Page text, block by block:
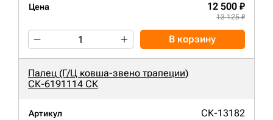
Цена 12 500 ₽
13 125 ₽
В корзину
Палец (Г/Ц ковша-звено трапеции)
СК-6191114 СК
Артикул СК-13182